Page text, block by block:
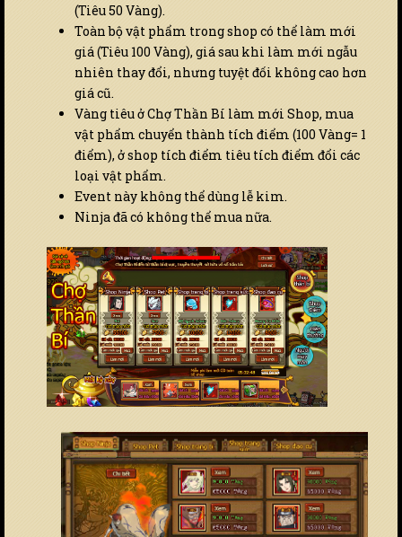
(Tiêu 50 Vàng).
Toàn bộ vật phẩm trong shop có thể làm mới
giá (Tiêu 100 Vàng), giá sau khi làm mới ngẫu
nhiên thay đổi, nhưng tuyệt đối không cao hơn
giá cũ.
Vàng tiêu ở Chợ Thần Bí làm mới Shop, mua
vật phẩm chuyển thành tích điểm (100 Vàng= 1
điểm), ở shop tích điểm tiêu tích điểm đổi các
loại vật phẩm.
Event này không thể dùng lễ kim.
Ninja đã có không thể mua nữa.